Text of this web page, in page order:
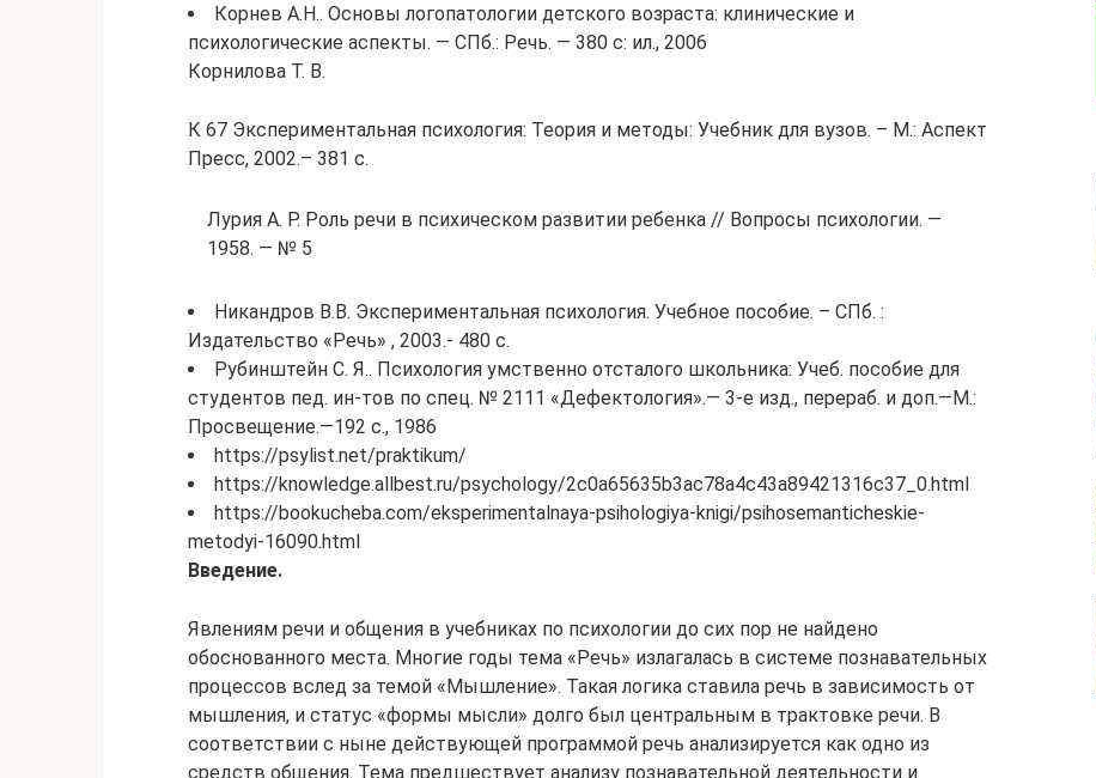
Корнев А.Н.. Основы логопатологии детского возраста: клинические и
психологические аспекты. — СПб.: Речь. — 380 с: ил., 2006
Корнилова Т. В.
К 67 Экспериментальная психология: Теория и методы: Учебник для вузов. – М.: Аспект
Пресс, 2002.– 381 с.
Лурия А. Р. Роль речи в психическом развитии ребенка // Вопросы психологии. —
1958. — № 5
Никандров В.В. Экспериментальная психология. Учебное пособие. – СПб. :
Издательство «Речь» , 2003.- 480 с.
Рубинштейн С. Я.. Психология умственно отсталого школьника: Учеб. пособие для
студентов пед. ин-тов по спец. № 2111 «Дефектология».— 3-е изд., перераб. и доп.—М.:
Просвещение.—192 с., 1986
https://psylist.net/praktikum/
https://knowledge.allbest.ru/psychology/2c0a65635b3ac78a4c43a89421316c37_0.html
https://bookucheba.com/eksperimentalnaya-psihologiya-knigi/psihosemanticheskie-
metodyi-16090.html
Введение.
Явлениям речи и общения в учебниках по психологии до сих пор не найдено
обоснованного места. Многие годы тема «Речь» излагалась в системе познавательных
процессов вслед за темой «Мышление». Такая логика ставила речь в зависимость от
мышления, и статус «формы мысли» долго был центральным в трактовке речи. В
соответствии с ныне действующей программой речь анализируется как одно из
средств общения. Тема предшествует анализу познавательной деятельности и